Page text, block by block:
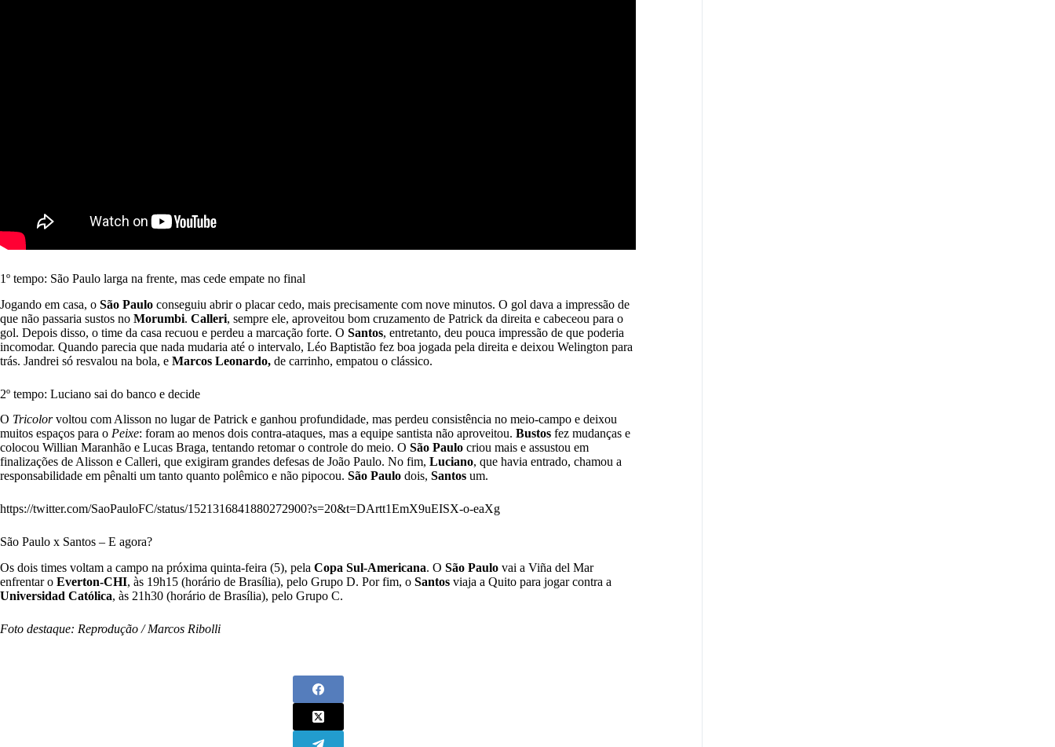
1º tempo: São Paulo larga na frente, mas cede empate no final
Jogando em casa, o São Paulo conseguiu abrir o placar cedo, mais precisamente com nove minutos. O gol dava a impressão de
que não passaria sustos no Morumbi. Calleri, sempre ele, aproveitou bom cruzamento de Patrick da direita e cabeceou para o
gol. Depois disso, o time da casa recuou e perdeu a marcação forte. O Santos, entretanto, deu pouca impressão de que poderia
incomodar. Quando parecia que nada mudaria até o intervalo, Léo Baptistão fez boa jogada pela direita e deixou Welington para
trás. Jandrei só resvalou na bola, e Marcos Leonardo, de carrinho, empatou o clássico.
2º tempo: Luciano sai do banco e decide
O Tricolorvoltou com Alisson no lugar de Patrick e ganhou profundidade, mas perdeu consistência no meio-campo e deixou
muitos espaços para o Peixe: foram ao menos dois contra-ataques, mas a equipe santista não aproveitou. Bustos fez mudanças e
colocou Willian Maranhão e Lucas Braga, tentando retomar o controle do meio. O São Paulo criou mais e assustou em
finalizações de Alisson e Calleri, que exigiram grandes defesas de João Paulo. No fim, Luciano, que havia entrado, chamou a
responsabilidade em pênalti um tanto quanto polêmico e não pipocou. São Paulo dois, Santos um.
https://twitter.com/SaoPauloFC/status/1521316841880272900?s=20&t=DArtt1EmX9uEISX-o-eaXg
São Paulo x Santos – E agora?
Os dois times voltam a campo na próxima quinta-feira (5), pela Copa Sul-Americana. O São Paulo vai a Viña del Mar
enfrentar o Everton-CHI, às 19h15 (horário de Brasília), pelo Grupo D. Por fim, o Santos viaja a Quito para jogar contra a
Universidad Católica, às 21h30 (horário de Brasília), pelo Grupo C.
Foto destaque: Reprodução / Marcos Ribolli